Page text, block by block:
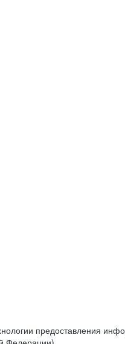
предоставления